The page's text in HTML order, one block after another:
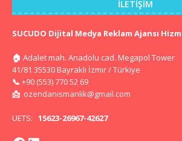
İLETIŞIM
SUCUDO Dijital Medya Reklam Ajansı
🏠 Adalet mah. Anadolu cad. Megapol Tower
41/81 35530 Bayraklı İzmir / Türkiye
📞 +90 (553) 770 52 69
📩 ozendanismanlik@gmail.com
UETS: 15623-26967-42627